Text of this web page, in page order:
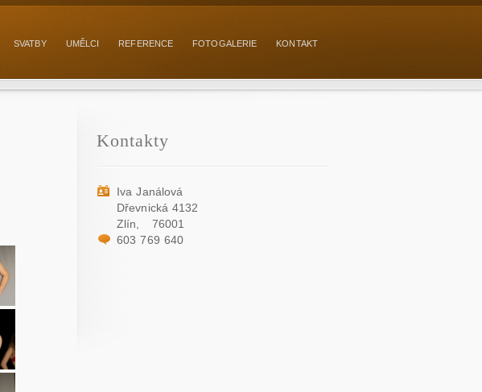
SVATBY UMĚLCI REFERENCE FOTOGALERIE KONTAKT
Kontakty
Iva Janálová
Dřevnická 4132
Zlín,
76001
603 769 640